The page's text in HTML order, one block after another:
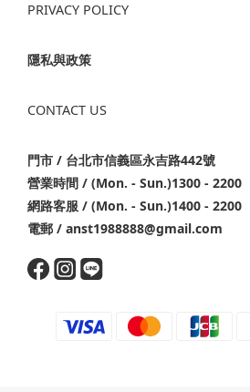
PRIVACY POLICY
隱私與政策
CONTACT US
門市 / 台北市信義區永吉路442號
營業時間 / (Mon. - Sun.)1300 - 2200
網路客服 / (Mon. - Sun.)1400 - 2200
電郵 / anst1988888@gmail.com